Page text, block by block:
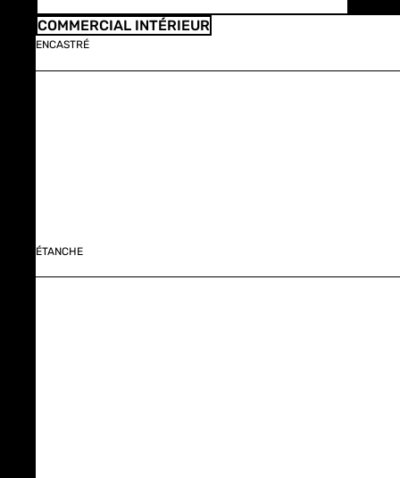
COMMERCIAL INTÉRIEUR
ENCASTRÉ
ÉTANCHE